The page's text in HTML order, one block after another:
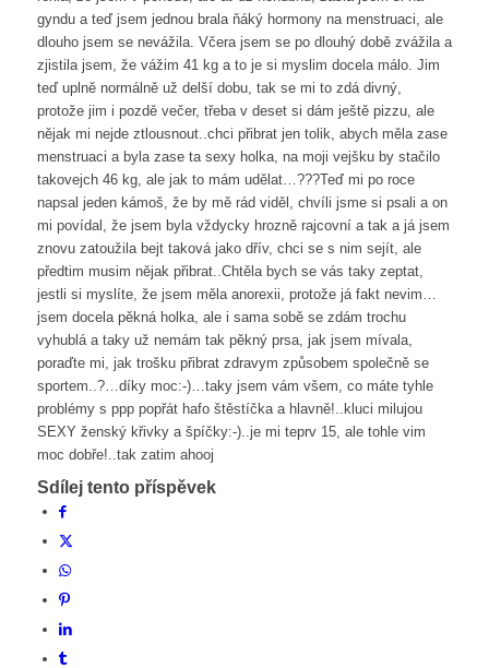
gyndu a teď jsem jednou brala ňáký hormony na menstruaci, ale
dlouho jsem se nevážila. Včera jsem se po dlouhý době zvážila a
zjistila jsem, že vážim 41 kg a to je si myslim docela málo. Jim
teď uplně normálně už delší dobu, tak se mi to zdá divný,
protože jim i pozdě večer, třeba v deset si dám ještě pizzu, ale
nějak mi nejde ztlousnout..chci přibrat jen tolik, abych měla zase
menstruaci a byla zase ta sexy holka, na moji vejšku by stačilo
takovejch 46 kg, ale jak to mám udělat…???Teď mi po roce
napsal jeden kámoš, že by mě rád viděl, chvíli jsme si psali a on
mi povídal, že jsem byla vždycky hrozně rajcovní a tak a já jsem
znovu zatoužila bejt taková jako dřív, chci se s nim sejít, ale
předtim musim nějak přibrat..Chtěla bych se vás taky zeptat,
jestli si myslíte, že jsem měla anorexii, protože já fakt nevim…
jsem docela pěkná holka, ale i sama sobě se zdám trochu
vyhublá a taky už nemám tak pěkný prsa, jak jsem mívala,
poraďte mi, jak trošku přibrat zdravym způsobem společně se
sportem..?…díky moc:-)…taky jsem vám všem, co máte tyhle
problémy s ppp popřát hafo štěstíčka a hlavně!..kluci milujou
SEXY ženský křivky a špíčky:-)..je mi teprv 15, ale tohle vim
moc dobře!..tak zatim ahooj
Sdílej tento příspěvek